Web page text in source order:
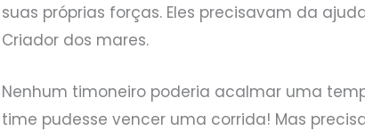
suas próprias forças. Eles precisavam da
Criador dos mares.
Nenhum timoneiro poderia acalmar uma
time pudesse vencer uma corrida! Mas